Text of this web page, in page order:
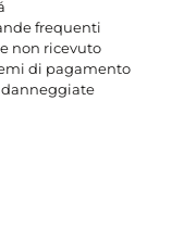
frequenti
non ricevuto
di pagamento
danneggiate